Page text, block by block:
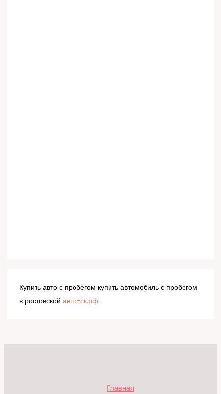
Купить авто с пробегом купить автомобиль с пробегом
в ростовскойавто-ск.рф.
Главная